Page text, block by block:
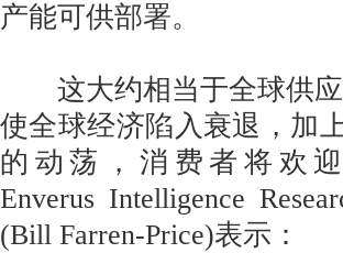
产能可供部署。
这大约相当于全球供应
使全球经济陷入衰退，加
的动荡，消费者将欢
Enverus Intelligence
(Bill Farren-Price)表示：